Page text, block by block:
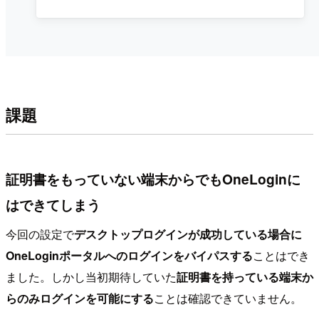
課題
証明書をもっていない端末からでもOneLoginに
はできてしまう
今回の設定でデスクトップログインが成功している場合に
OneLoginポータルへのログインをバイパスすることはでき
ました。しかし当初期待していた証明書を持っている端末か
らのみログインを可能にすることは確認できていません。